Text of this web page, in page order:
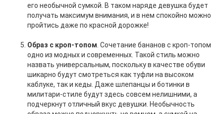
его необычной сумкой. В таком наряде девушка будет
получать максимум внимания, и в нем спокойно можно
пройтись даже по красной дорожке!
Образ с кроп-топом . Сочетание бананов с кроп-топом
одно из модных и современных. Такой стиль можно
назвать универсальным, поскольку в качестве обуви
шикарно будут смотреться как туфли на высоком
каблуке, так и кеды. Даже шлепанцы и ботинки в
милитари-стиле будут здесь совсем нелишними, а
подчеркнут отличный вкус девушки. Необычность